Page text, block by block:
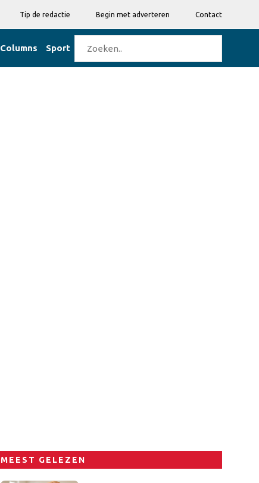
Tip de redactie Begin met adverteren Contact
Columns Sport
MEEST GELEZEN